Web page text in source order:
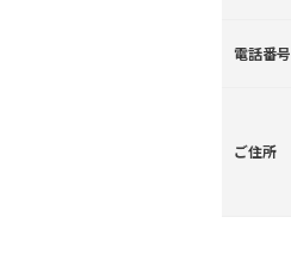
電話番号
ご住所